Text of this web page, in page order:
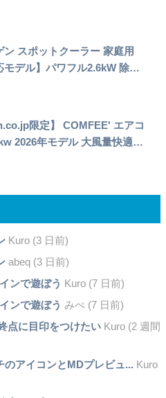
ン スポットクーラー 家庭用
モデル】パワフル2.6kW 除…
限定】 COMFEE' エアコ
2026年モデル 大風量快適…
Kuro (3 日前)
abeq (3 日前)
ンで遊ぼう Kuro (7 日前)
ンで遊ぼう みぺ (7 日前)
点に目印をつけたいKuro (2 週間
のアイコンとMDプレビュ... Kuro